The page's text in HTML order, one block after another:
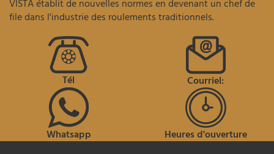
VISTA établit de nouvelles normes en devenant un chef de
file dans l'industrie des roulements traditionnels.
Tél Courriel:
Whatsapp Heures d'ouverture